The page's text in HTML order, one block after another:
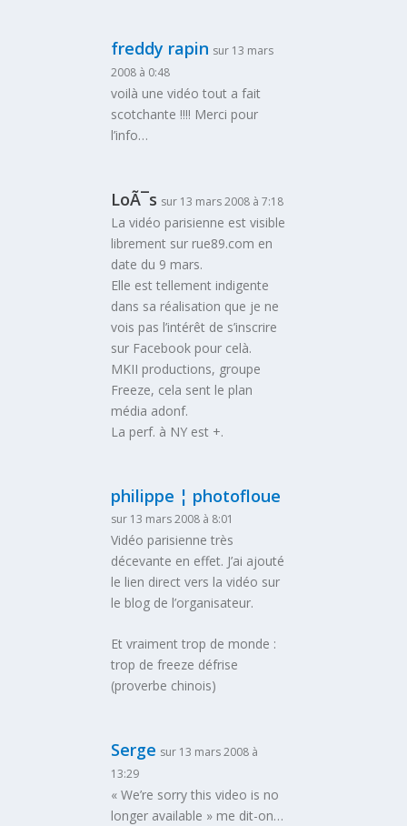
freddy rapin sur 13 mars
2008 à 0:48
voilà une vidéo tout a fait
scotchante !!!! Merci pour
l’info…
LoÃ¯s sur 13 mars 2008 à 7:18
La vidéo parisienne est visible
librement sur rue89.com en
date du 9 mars.
Elle est tellement indigente
dans sa réalisation que je ne
vois pas l’intérêt de s’inscrire
sur Facebook pour celà.
MKII productions, groupe
Freeze, cela sent le plan
média adonf.
La perf. à NY est +.
philippe ¦ photofloue
sur 13 mars 2008 à 8:01
Vidéo parisienne très
décevante en effet. J’ai ajouté
le lien direct vers la vidéo sur
le blog de l’organisateur.
Et vraiment trop de monde :
trop de freeze défrise
(proverbe chinois)
Serge sur 13 mars 2008 à
13:29
« We’re sorry this video is no
longer available » me dit-on…